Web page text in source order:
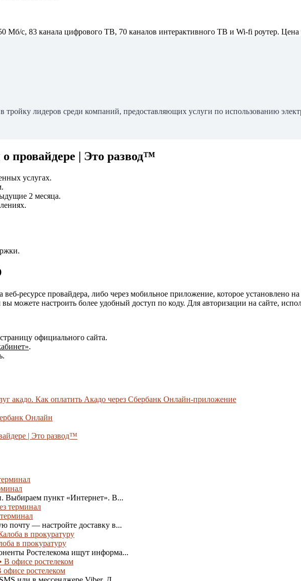
Мб/с, 83 канала цифрового ТВ, 70 каналов интерактивного ТВ и Wi-fi роутер. Цена
тройку лидеров среди компаний, предоставляющих услуги по использованию
провайдере | Это развод™
услугах.
2 месяца.
ресурсе провайдера, либо через мобильное приложение, которое установлено
можете настроить более удобный доступ по коду. Для авторизации на сайте,
официального сайта.
.
акадо. Как оплатить Акадо через Сбербанк Онлайн-приложение
Онлайн
| Это развод™
Выбираем пункт «Интернет». В...
почту — настройте доставку в...
в прокуратуру
Ростелекома ищут информа...
ростелеком